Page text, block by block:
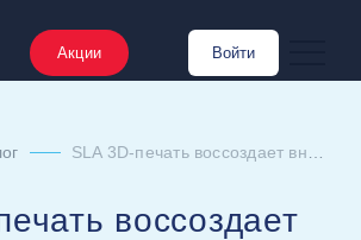
Акции Войти
воссоздает